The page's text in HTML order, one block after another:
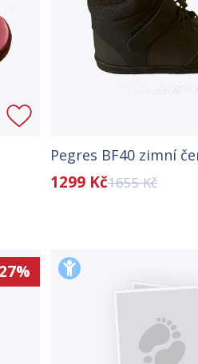
Pegres BF40 zimní
1299 Kč1655 Kč